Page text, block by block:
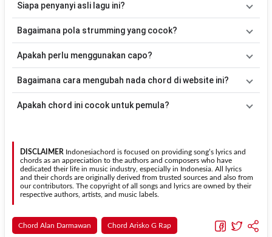
menggunakan4 chord, yaituEm, C, D, Am
maupun gitaris yang ingin belajar memainkan lagu ini.
Siapa penyanyi asli lagu ini?
merupakan lagu yang dibawakan olehJATUH ULANG
tanpa mengubah alur lagu.
Bagaimana pola strumming yang cocok?
acuan, kamu dapat menggunakan pola
laguGunawan Feat. Arisko G Rap & Alan Darmawan
Apakah perlu menggunakan capo?
kunci dasarEm. Jika ingin mengikuti nada asli penyanyi, kamu
sesuai kebutuhan.
Bagaimana cara mengubah nada chord di website ini?
Transpose (bawah)untuk menurunkan nada. Seluruh chord akan
Apakah chord ini cocok untuk pemula?
sederhana sehingga lebih mudah dipelajari oleh pemula tanpa
menghilangkan struktur dasar lagu.
DISCLAIMER Indonesiachord is focused on providing song’s lyrics and
chords as an appreciation to the authors and composers who have
dedicated their life in music industry, especially in Indonesia. All lyrics
and their chords are originally derived from trusted sources and also from
our contributors. The copyright of all songs and lyrics are owned by their
respective authors, artists, and music labels.
Chord Alan Darmawan Chord Arisko G Rap